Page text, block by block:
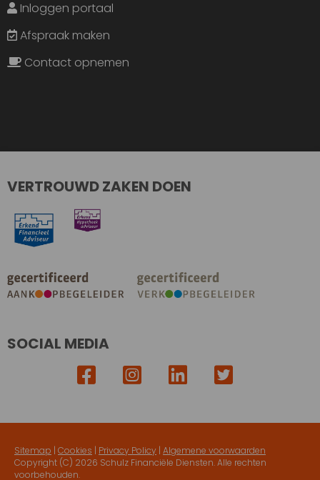
Inloggen portaal
Afspraak maken
Contact opnemen
VERTROUWD ZAKEN DOEN
SOCIAL MEDIA
Sitemap | Cookies | Privacy Policy | Algemene voorwaarden
Copyright (C) 2026 Schulz Financiële Diensten. Alle rechten
voorbehouden.